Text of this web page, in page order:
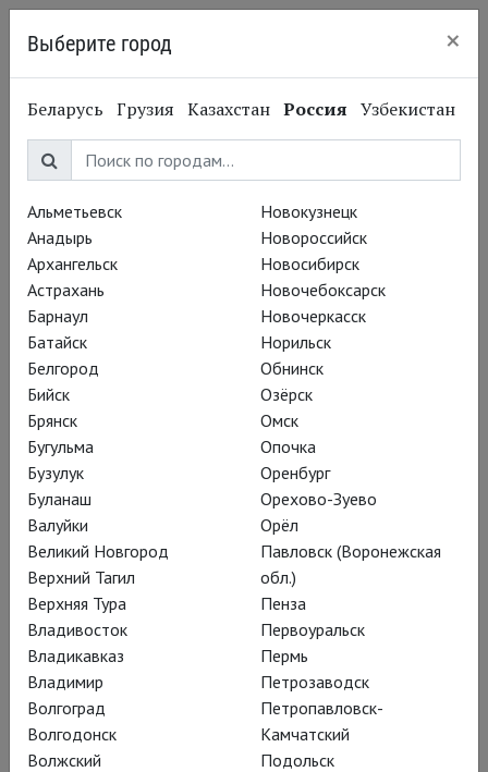
Вадим Рутковский
Жизнь на Марсе
«Космические корабли на энергиях
любви» – премьера Камерной
сцены Электротеатра
СТАНИСЛАВСКИЙ, фантастический
документальный спектакль
Выберите город ×
Беларусь Грузия Казахстан Россия Узбекистан
Альметьевск
Анадырь
Архангельск
Астрахань
Барнаул
Батайск
Белгород
Бийск
Брянск
Бугульма
Бузулук
Буланаш
Валуйки
Великий Новгород
Верхний Тагил
Верхняя Тура
Владивосток
Владикавказ
Владимир
Волгоград
Волгодонск
Волжский
Новокузнецк
Новороссийск
Новосибирск
Новочебоксарск
Новочеркасск
Норильск
Обнинск
Озёрск
Омск
Опочка
Оренбург
Орехово-Зуево
Орёл
Павловск (Воронежская
обл.)
Пенза
Первоуральск
Пермь
Петрозаводск
Петропавловск-
Камчатский
Подольск